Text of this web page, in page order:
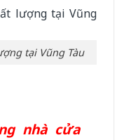
tại Vũng Tàu
nhà cửa